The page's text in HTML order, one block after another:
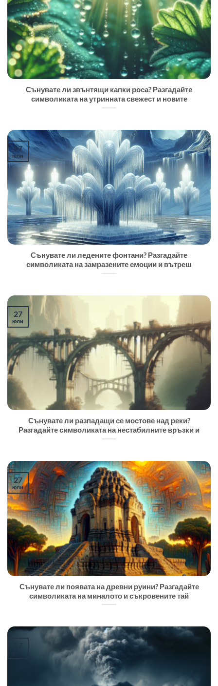
Сънувате ли звънтящи капки роса? Разгадайте
символиката на утринната свежест и новите
Сънувате ли ледените фонтани? Разгадайте
символиката на замразените емоции и вътреш
27
юли
Сънувате ли разпадащи се мостове над реки?
Разгадайте символиката на нестабилните връзки и
27
юли
Сънувате ли появата на древни руини? Разгадайте
символиката на миналото и съкровените тай
27
юли